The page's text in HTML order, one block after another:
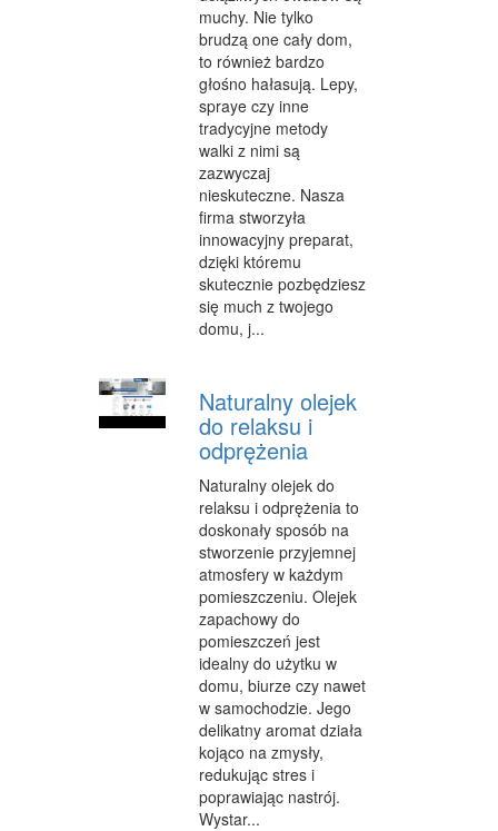
muchy. Nie tylko
brudzą one cały dom,
to również bardzo
głośno hałasują. Lepy,
spraye czy inne
tradycyjne metody
walki z nimi są
zazwyczaj
nieskuteczne. Nasza
firma stworzyła
innowacyjny preparat,
dzięki któremu
skutecznie pozbędziesz
się much z twojego
domu, j...
Naturalny olejek
do relaksu i
odprężenia
Naturalny olejek do
relaksu i odprężenia to
doskonały sposób na
stworzenie przyjemnej
atmosfery w każdym
pomieszczeniu. Olejek
zapachowy do
pomieszczeń jest
idealny do użytku w
domu, biurze czy nawet
w samochodzie. Jego
delikatny aromat działa
kojąco na zmysły,
redukując stres i
poprawiając nastrój.
Wystar...